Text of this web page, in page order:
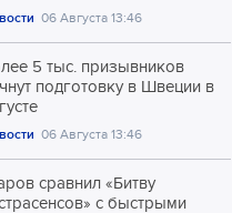
06 Августа 13:46
5 тыс. призывников
подготовку в Швеции в
06 Августа 13:46
сравнил «Битву
с быстрыми